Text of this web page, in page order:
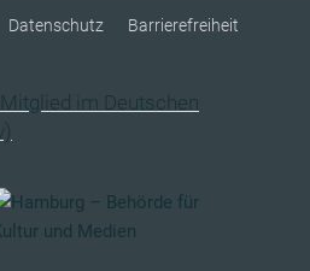
Datenschutz Barrierefreiheit